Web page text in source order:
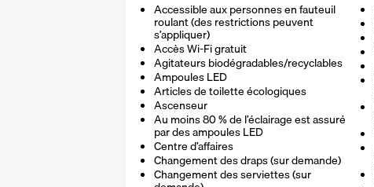
Accessible aux personnes en fauteuil
roulant (des restrictions peuvent
s’appliquer)
Accès Wi-Fi gratuit
Agitateurs biodégradables/recyclables
Ampoules LED
Articles de toilette écologiques
Ascenseur
Au moins 80 % de l’éclairage est assuré
par des ampoules LED
Centre d’affaires
Changement des draps (sur demande)
Changement des serviettes (sur